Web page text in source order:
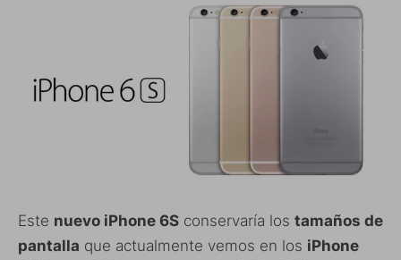
Este nuevo iPhone 6S conservaría los tamaños de
pantalla que actualmente vemos en los iPhone